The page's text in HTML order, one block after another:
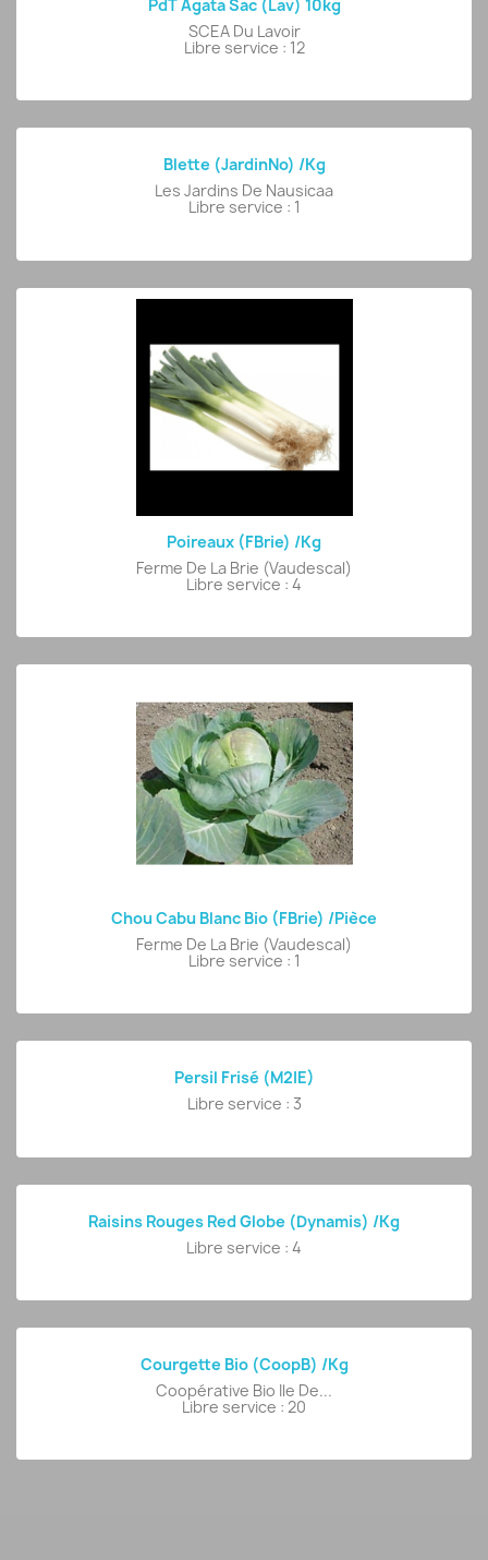
PdT Agata Sac (Lav) 10kg
SCEA Du Lavoir
Libre service : 12
Blette (jardinNo) /kg
Les Jardins De Nausicaa
Libre service : 1
Poireaux (FBrie) /kg
Ferme De La Brie (Vaudescal)
Libre service : 4
Chou Cabu Blanc Bio (FBrie) /pièce
Ferme De La Brie (Vaudescal)
Libre service : 1
Persil Frisé (M2IE)
Libre service : 3
Raisins Rouges Red Globe (Dynamis) /kg
Libre service : 4
Courgette Bio (CoopB) /kg
Coopérative Bio Ile De...
Libre service : 20